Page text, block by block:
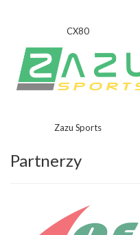
CX80
Zazu Sports
Partnerzy